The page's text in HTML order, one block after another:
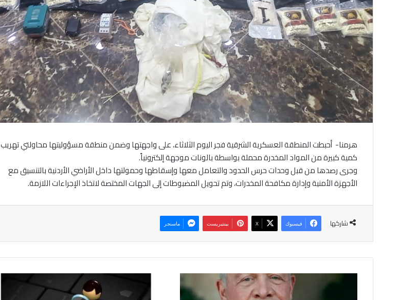
هرمنا- أحبطت المنطقة العسكرية الشرقية فجر اليوم الثلاثاء، على واجهتها وضمن منطقة مسؤوليتها محاولتي تهريب
كمية كبيرة من المواد المخدرة محملة بواسطة بالونات موجهة إلكترونياً.
وجرى رصدها من قبل وحدات حرس الحدود والتعامل معها وإسقاطها وحمولتها داخل الأراضي الأردنية بالتنسيق مع
الأجهزة الأمنية وإدارة مكافحة المخدرات، وتم تحويل المضبوطات إلى الجهات المختصة لاتخاذ الإجراءات اللازمة.
شاركها فيسبوك ‫X بينتيريست ماسنجر